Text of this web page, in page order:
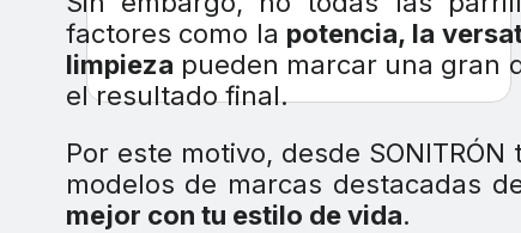
factores como la potencia, la
limpieza pueden marcar una gran
el resultado final.
Por este motivo, desde
modelos de marcas destacadas
mejor con tu estilo de vida.